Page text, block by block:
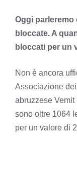
Oggi parleremo
bloccate. A
bloccati per un
Non è ancora
Associazione
abruzzese
sono oltre 1064
per un valore di